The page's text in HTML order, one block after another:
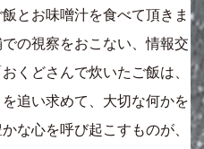
とお味噌汁を食べて頂きま
の視察をおこない、情報交
くどさんで炊いたご飯は、
追い求めて、大切な何かを
な心を呼び起こすものが、